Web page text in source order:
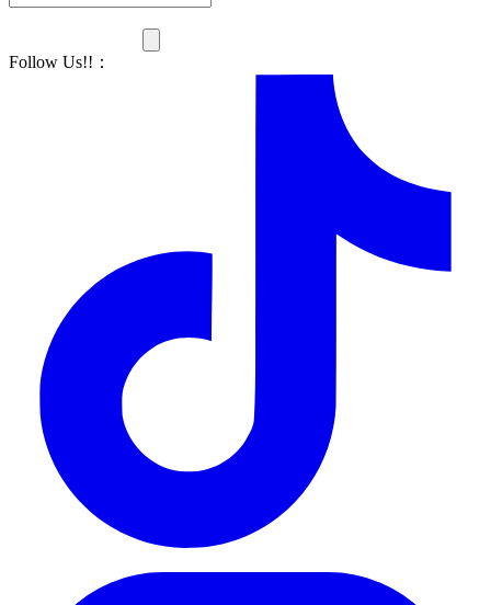
Follow Us!! ：